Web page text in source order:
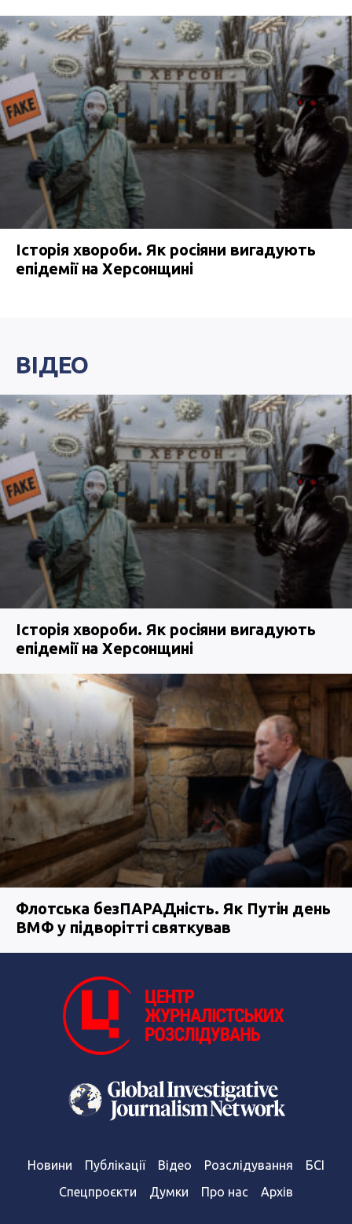
Історія хвороби. Як росіяни вигадують
епідемії на Херсонщині
ВІДЕО
Історія хвороби. Як росіяни вигадують
епідемії на Херсонщині
Флотська безПАРАДність. Як Путін день
ВМФ у підворітті святкував
Новини Публікації Відео Розслідування
БСІ
Спецпроєкти
Думки Про нас Архів